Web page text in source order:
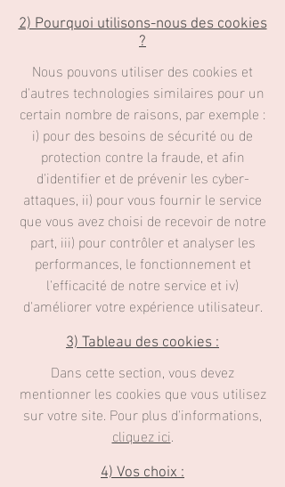
2) Pourquoi utilisons-nous des cookies
?
Nous pouvons utiliser des cookies et
d'autres technologies similaires pour un
certain nombre de raisons, par exemple :
i) pour des besoins de sécurité ou de
protection contre la fraude, et afin
d'identifier et de prévenir les cyber-
attaques, ii) pour vous fournir le service
que vous avez choisi de recevoir de notre
part, iii) pour contrôler et analyser les
performances, le fonctionnement et
l'efficacité de notre service et iv)
d'améliorer votre expérience utilisateur.
3) Tableau des cookies :
Dans cette section, vous devez
mentionner les cookies que vous utilisez
sur votre site. Pour plus d'informations,
cliquez ici.
4) Vos choix :